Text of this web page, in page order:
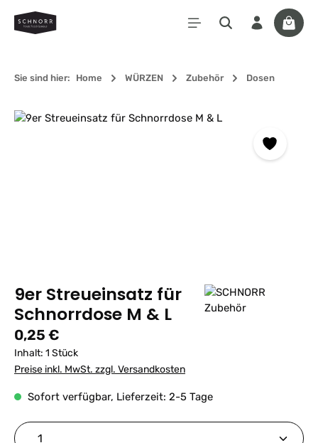
Zum Hauptinhalt springen
Sie sind hier: Home WÜRZEN Zubehör Dosen
Bildergalerie überspringen
9er Streueinsatz für
Schnorrdose M & L
Regulärer Preis:
0,25 €
Inhalt: 1 Stück
Preise inkl. MwSt. zzgl. Versandkosten
Sofort verfügbar, Lieferzeit: 2-5 Tage
Produkt Anzahl: Gib den gewünschten Wert ein